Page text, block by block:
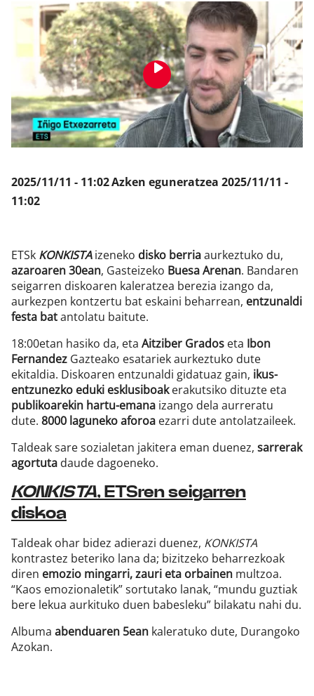
Klisk
2025/11/11 - 11:02Azken eguneratzea 2025/11/11 -
11:02
ETSk KONKISTAizeneko disko berriaaurkeztuko du,
azaroaren 30ean, Gasteizeko Buesa Arenan. Bandaren
seigarren diskoaren kaleratzea berezia izango da,
aurkezpen kontzertu bat eskaini beharrean, entzunaldi
festa batantolatu baitute.
18:00etan hasiko da, eta Aitziber Grados eta Ibon
Fernandez Gazteako esatariek aurkeztuko dute
ekitaldia. Diskoaren entzunaldi gidatuaz gain, ikus-
entzunezko eduki esklusiboakerakutsiko dituzte eta
publikoarekin hartu-emana izango dela aurreratu
dute. 8000 laguneko aforoa ezarri dute antolatzaileek.
Taldeak sare sozialetan jakitera eman duenez, sarrerak
agortuta daude dagoeneko.
KONKISTA, ETSren seigarren
diskoa
Taldeak ohar bidez adierazi duenez, KONKISTA
kontrastez beteriko lana da; bizitzeko beharrezkoak
diren emozio mingarri, zauri eta orbainen multzoa.
“Kaos emozionaletik” sortutako lanak, “mundu guztiak
bere lekua aurkituko duen babesleku” bilakatu nahi du.
Albuma abenduaren 5ean kaleratuko dute, Durangoko
Azokan.